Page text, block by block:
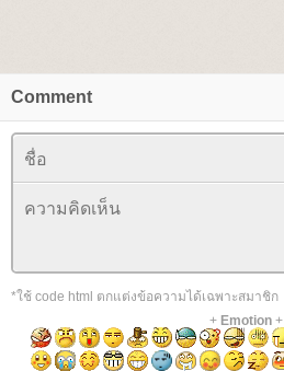
Comment
*ใช้ code html ตกแต่งข้อความได้เฉพาะสมาชิก
+ Emotion+